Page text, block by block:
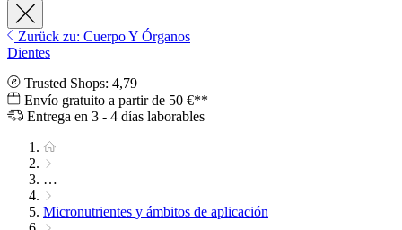
Zurück zu: Cuerpo Y Órganos
Dientes
Trusted Shops: 4,79
Envío gratuito a partir de 50 €**
Entrega en 3 - 4 días laborables
…
Micronutrientes y ámbitos de aplicación